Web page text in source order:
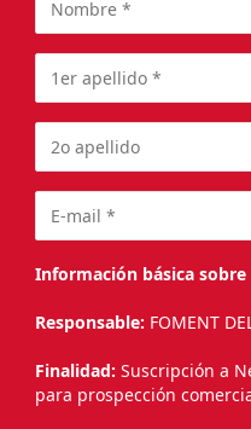
Información básica
Responsable: FOMENT
Finalidad: Suscripción a
para prospección